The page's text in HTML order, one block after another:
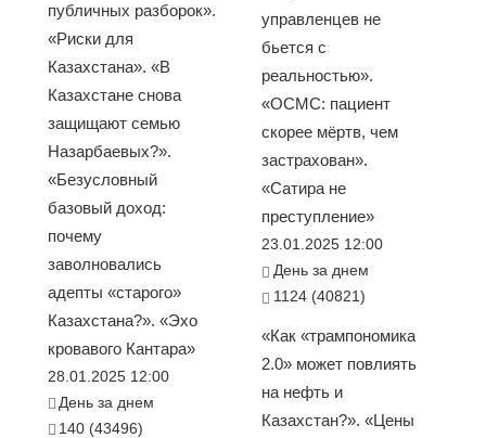
публичных разборок».
«Риски для
Казахстана». «В
Казахстане снова
защищают семью
Назарбаевых?».
«Безусловный
базовый доход:
почему
заволновались
адепты «старого»
Казахстана?». «Эхо
кровавого Кантара»
28.01.2025 12:00
День за днем
140 (43496)
управленцев не
бьется с
реальностью».
«ОСМС: пациент
скорее мёртв, чем
застрахован».
«Сатира не
преступление»
23.01.2025 12:00
День за днем
1124 (40821)
«Как «трампономика
2.0» может повлиять
на нефть и
Казахстан?». «Цены